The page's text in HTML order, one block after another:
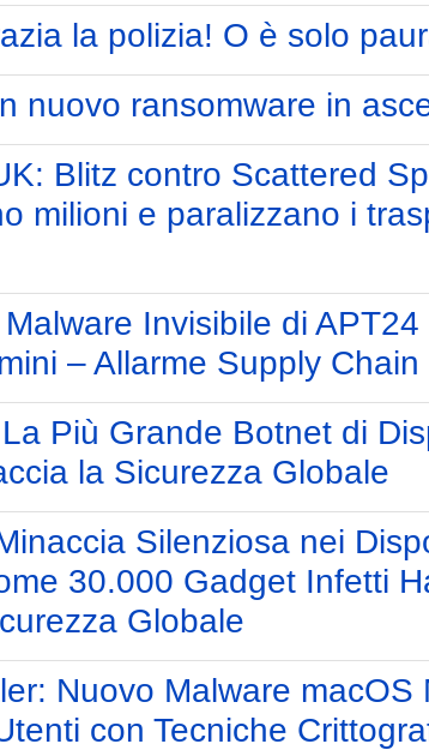
la polizia! O è solo
nuovo ransomware in
Blitz contro Scattered
milioni e paralizzano i
Invisibile di APT24
– Allarme Supply
Più Grande Botnet di
la Sicurezza Globale
Silenziosa nei
30.000 Gadget Infetti
Globale
Nuovo Malware macOS
con Tecniche